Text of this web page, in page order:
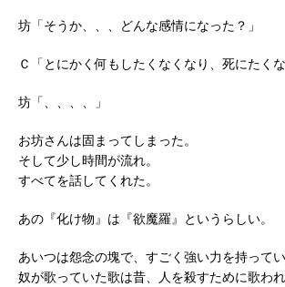
坊「そうか、、、どんな感情になった？」
Ｃ「とにかく何もしたくなくなり、死にたくな
坊「、、、、」
お坊さんは固まってしまった。
そして少し時間が流れ。
すべてを話してくれた。
あの『化け物』は『欲魔羅』というらしい。
あいつは怨念の塊で、すごく強い力を持ってい
奴が歌っていた歌は昔、人を殺すために歌わ